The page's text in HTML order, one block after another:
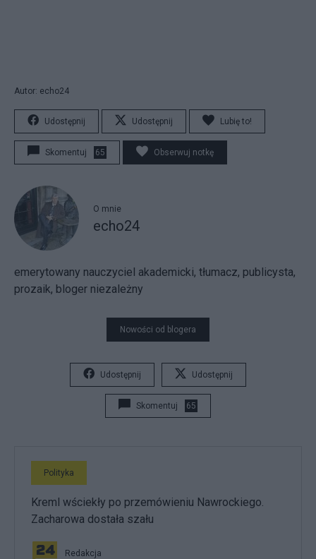
Autor: echo24
Udostępnij Udostępnij Lubię to!
Skomentuj 65 Obserwuj notkę
O mnie
echo24
emerytowany nauczyciel akademicki, tłumacz, publicysta,
prozaik, bloger niezależny
Nowości od blogera
Udostępnij Udostępnij
Skomentuj 65
Polityka
Kreml wściekły po przemówieniu Nawrockiego.
Zacharowa dostała szału
Redakcja